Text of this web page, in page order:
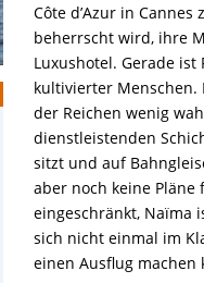
Côte d’Azur in
beherrscht wird, ihre
Luxushotel. Gerade
kultivierter Menschen.
der Reichen wenig
dienstleistenden
sitzt und auf
aber noch keine
eingeschränkt, Naïma
sich nicht einmal im
einen Ausflug machen